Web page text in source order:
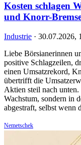
Kosten schlagen
und Knorr-
Industrie · 30.07.2026,
Liebe Börsianerinnen
positive Schlagzeilen,
einen Umsatzrekord,
übertrifft die
Aktien steil nach
Wachstum, sondern in
abgestraft, selbst
Nemetschek